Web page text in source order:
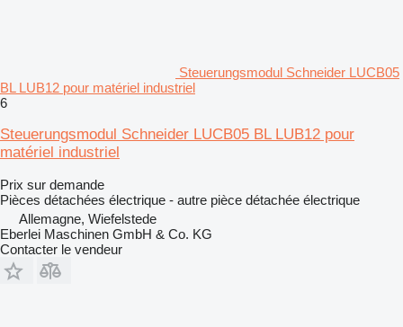
Steuerungsmodul Schneider LUCB05
BL LUB12 pour matériel industriel
6
Steuerungsmodul Schneider LUCB05 BL LUB12 pour
matériel industriel
Prix sur demande
Pièces détachées électrique - autre pièce détachée électrique
Allemagne, Wiefelstede
Eberlei Maschinen GmbH & Co. KG
Contacter le vendeur